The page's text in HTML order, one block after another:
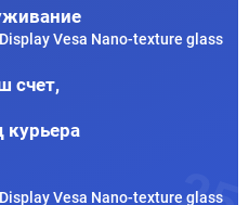
Vesa Nano-texture glass
счет,
курьера
Vesa Nano-texture glass